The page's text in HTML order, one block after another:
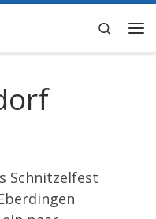
Search
Schnitzelfest